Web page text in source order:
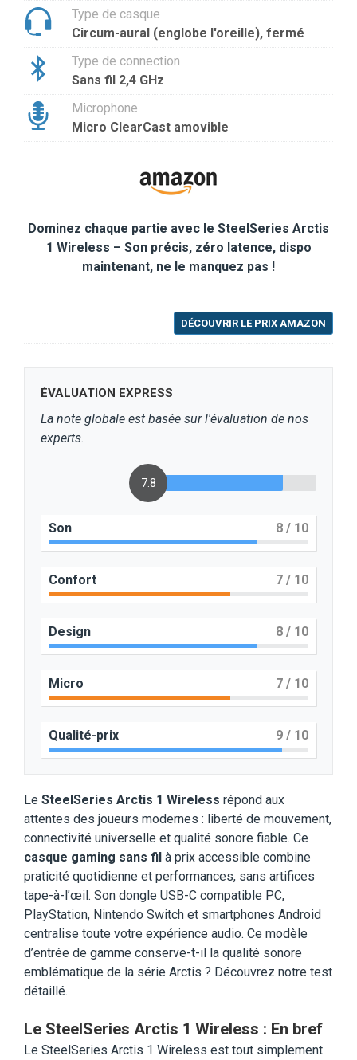
Type de casque
Circum-aural (englobe l'oreille), fermé
Type de connection
Sans fil 2,4 GHz
Microphone
Micro ClearCast amovible
Dominez chaque partie avec le SteelSeries Arctis
1 Wireless – Son précis, zéro latence, dispo
maintenant, ne le manquez pas !
DÉCOUVRIR LE PRIX AMAZON
ÉVALUATION EXPRESS
La note globale est basée sur l'évaluation de nos
experts.
7.8
Son 8 / 10
Confort 7 / 10
Design 8 / 10
Micro 7 / 10
Qualité-prix 9 / 10
Le SteelSeries Arctis 1 Wireless répond aux
attentes des joueurs modernes : liberté de mouvement,
connectivité universelle et qualité sonore fiable. Ce
casque gaming sans fil à prix accessible combine
praticité quotidienne et performances, sans artifices
tape-à-l’œil. Son dongle USB-C compatible PC,
PlayStation, Nintendo Switch et smartphones Android
centralise toute votre expérience audio. Ce modèle
d’entrée de gamme conserve-t-il la qualité sonore
emblématique de la série Arctis ? Découvrez notre test
détaillé.
Le SteelSeries Arctis 1 Wireless : En bref
Le SteelSeries Arctis 1 Wireless est tout simplement